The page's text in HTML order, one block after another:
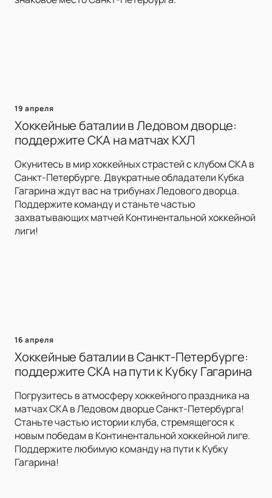
19 апреля
Хоккейные баталии в Ледовом дворце:
поддержите СКА на матчах КХЛ
Окунитесь в мир хоккейных страстей с клубом СКА в
Санкт-Петербурге. Двукратные обладатели Кубка
Гагарина ждут вас на трибунах Ледового дворца.
Поддержите команду и станьте частью
захватывающих матчей Континентальной хоккейной
лиги!
16 апреля
Хоккейные баталии в Санкт-Петербурге:
поддержите СКА на пути к Кубку Гагарина
Погрузитесь в атмосферу хоккейного праздника на
матчах СКА в Ледовом дворце Санкт-Петербурга!
Станьте частью истории клуба, стремящегося к
новым победам в Континентальной хоккейной лиге.
Поддержите любимую команду на пути к Кубку
Гагарина!